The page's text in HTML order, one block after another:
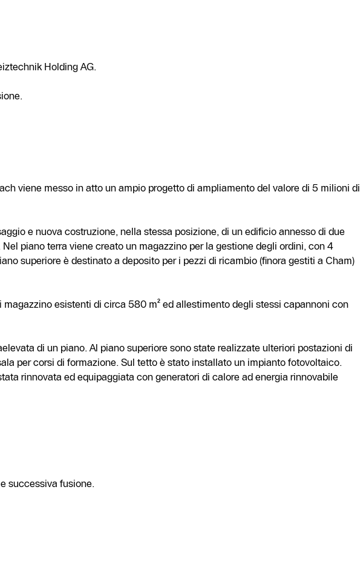
Holding AG.
viene messo in atto un ampio progetto di ampliamento del valore di 5 milioni di
e nuova costruzione, nella stessa posizione, di un edificio annesso di due
piano terra viene creato un magazzino per la gestione degli ordini, con 4
superiore è destinato a deposito per i pezzi di ricambio (finora gestiti a Cham)
esistenti di circa 580 m² ed allestimento degli stessi capannoni con
di un piano. Al piano superiore sono state realizzate ulteriori postazioni di
per corsi di formazione. Sul tetto è stato installato un impianto fotovoltaico.
rinnovata ed equipaggiata con generatori di calore ad energia rinnovabile
successiva fusione.